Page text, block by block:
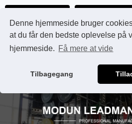
Denne hjemmeside bruger
at du får den bedste oplevelse på
hjemmeside. Få mere at vide
Tilbagegang
Få et